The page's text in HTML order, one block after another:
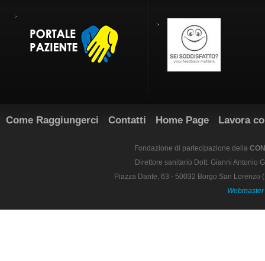
Come Raggiungerci Contatti Home Page Lavora
Fondazione di partecipazione della
Direttore sanitario Dott. Gianni Antonio
Piazza Dante, 63 - 50032 Borgo San Lorenzo